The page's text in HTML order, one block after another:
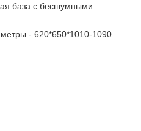
база с бесшумными
- 620*650*1010-1090